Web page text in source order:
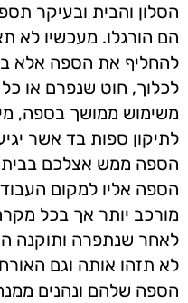
הסלון והבית ובעיקר
הם הורגלו. מעכשיו לא
להחליף את הספה אלא
לכלוך, חוט שנפרם או
משימוש ממושך בספה,
לתיקון ספות בד אשר
הספה ממש אצלכם בבית
הספה אליו למקום
מורכב יותר אך בכל
לאחר שנתפרה ותוקנה
לא תזהו אותה וגם
הספה שלהם ונהנים